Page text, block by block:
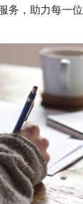
务，助力每一